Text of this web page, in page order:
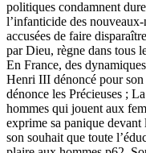
politiques condamnent
l’infanticide des
accusées de faire
par Dieu, règne dans tous
En France, des
Henri III dénoncé pour
dénonce les Précieuses ;
hommes qui jouent aux
exprime sa panique
son souhait que toute